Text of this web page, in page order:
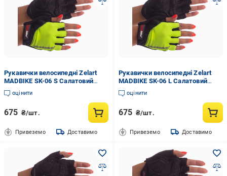
Рукавички велосипедні Zelart
MADBIKE SK-06 S Салатовий
(DR005246)
оцінити
675 ₴/шт.
Привеземо Доставимо
Рукавички велосипедні Zelart
MADBIKE SK-06 L Салатовий
(DR005247)
оцінити
675 ₴/шт.
Привеземо Доставимо